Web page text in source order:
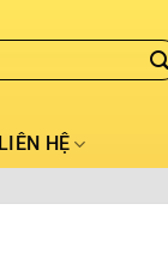
LIÊN HỆ